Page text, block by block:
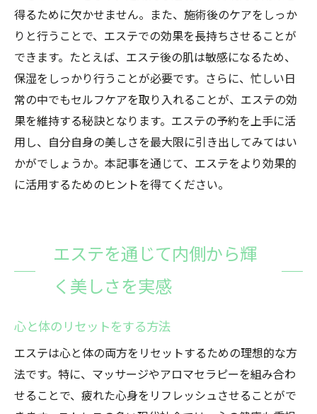
得るために欠かせません。また、施術後のケアをしっか
りと行うことで、エステでの効果を長持ちさせることが
できます。たとえば、エステ後の肌は敏感になるため、
保湿をしっかり行うことが必要です。さらに、忙しい日
常の中でもセルフケアを取り入れることが、エステの効
果を維持する秘訣となります。エステの予約を上手に活
用し、自分自身の美しさを最大限に引き出してみてはい
かがでしょうか。本記事を通じて、エステをより効果的
に活用するためのヒントを得てください。
エステを通じて内側から輝
く美しさを実感
心と体のリセットをする方法
エステは心と体の両方をリセットするための理想的な方
法です。特に、マッサージやアロマセラピーを組み合わ
せることで、疲れた心身をリフレッシュさせることがで